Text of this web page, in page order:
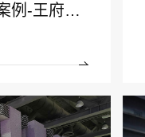
海南消博会展台设计搭建案例-王府井集团-深圳展示设计公司